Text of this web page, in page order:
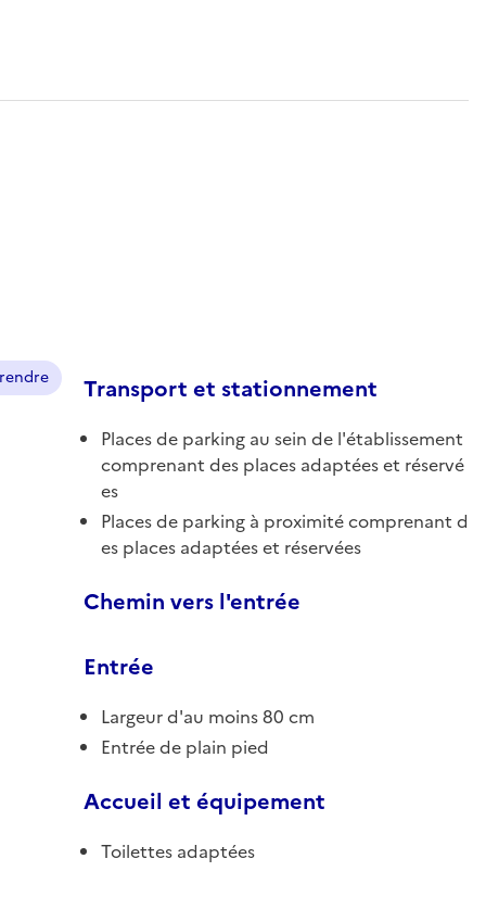
Transport et stationnement
Places de parking au sein de l'établissement
comprenant des places adaptées et réservé
es
Places de parking à proximité comprenant d
es places adaptées et réservées
Chemin vers l'entrée
Entrée
Largeur d'au moins 80 cm
Entrée de plain pied
Accueil et équipement
Toilettes adaptées